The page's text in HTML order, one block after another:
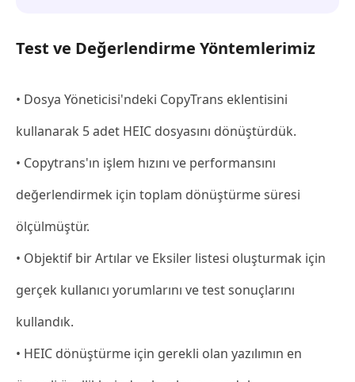
Test ve Değerlendirme Yöntemlerimiz
• Dosya Yöneticisi'ndeki CopyTrans eklentisini
kullanarak 5 adet HEIC dosyasını dönüştürdük.
• Copytrans'ın işlem hızını ve performansını
değerlendirmek için toplam dönüştürme süresi
ölçülmüştür.
• Objektif bir Artılar ve Eksiler listesi oluşturmak için
gerçek kullanıcı yorumlarını ve test sonuçlarını
kullandık.
• HEIC dönüştürme için gerekli olan yazılımın en